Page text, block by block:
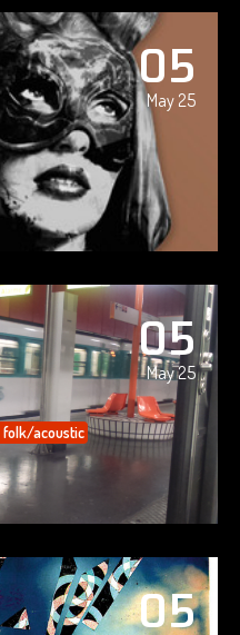
05
May 25
05
May 25
folk/acoustic
05